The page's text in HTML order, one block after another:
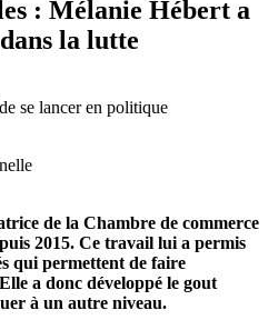
: Mélanie Hébert a
la lutte
se lancer en politique
de la Chambre de commerce
2015. Ce travail lui a permis
qui permettent de faire
a donc développé le gout
à un autre niveau.